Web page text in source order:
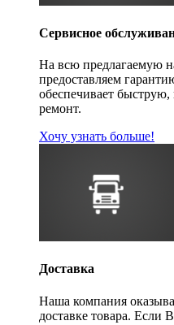
Сервисное
На всю предлагаемую
предоставляем
обеспечивает
ремонт.
Хочу узнать больше!
Доставка
Наша компания
доставке товара. Если